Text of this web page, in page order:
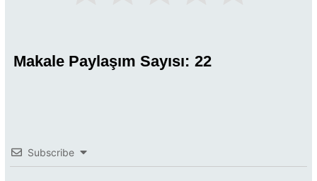
Makale Paylaşım Sayısı: 22
Subscribe